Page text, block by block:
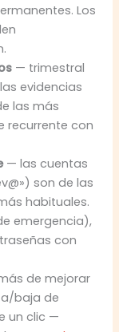
Los
— trimestral
evidencias
las más
recurrente con
— las cuentas
son de las
habituales.
emergencia),
con
de mejorar
baja de
un clic —